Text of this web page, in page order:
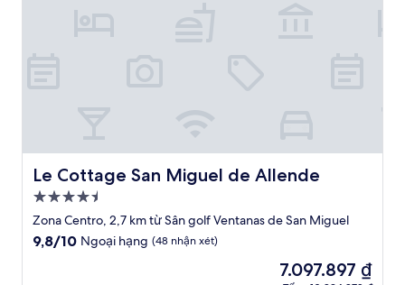
Le Cottage San Miguel de Allende
Le Cottage San Miguel de Allende
Nơi
lưu
trú
Zona Centro, 2,7 km từ Sân golf Ventanas de San Miguel
9.8
9,8/10 Ngoại hạng (48 nhận xét)
Giá
7.097.897 ₫